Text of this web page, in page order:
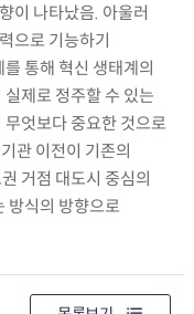
이 나타났음. 아울러
으로 기능하기
통해 혁신 생태계의
제로 정주할 수 있는
엇보다 중요한 것으로
관 이전이 기존의
거점 대도시 중심의
방식의 방향으로